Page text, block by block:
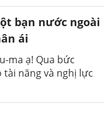
bạn nước ngoài
ái
ma ạ! Qua bức
năng và nghị lực